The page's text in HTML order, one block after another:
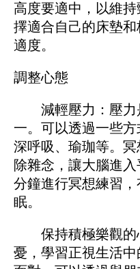
高度要適中，以維
擇適合自己的床墊
適度。
調整心態
減輕壓力：壓力
一。可以透過一些方
深呼吸、瑜珈等。
除雜念，讓大腦進
分鐘進行冥想練習
眠。
保持積極樂觀的
憂，學習正視生活